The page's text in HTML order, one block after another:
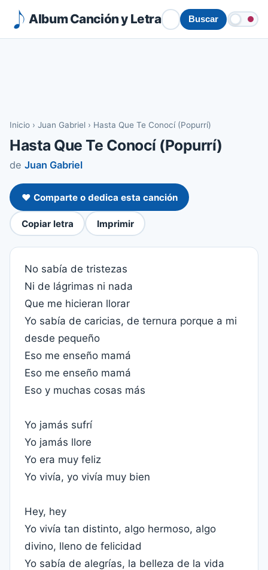
Album Canción y Letra Buscar
Inicio › Juan Gabriel › Hasta Que Te Conocí (Popurrí)
Hasta Que Te Conocí (Popurrí)
de Juan Gabriel
❤️ Comparte o dedica esta canción
Copiar letra Imprimir
No sabía de tristezas
Ni de lágrimas ni nada
Que me hicieran llorar
Yo sabía de caricias, de ternura porque a mi
desde pequeño
Eso me enseño mamá
Eso me enseño mamá
Eso y muchas cosas más
Yo jamás sufrí
Yo jamás llore
Yo era muy feliz
Yo vivía, yo vivía muy bien
Hey, hey
Yo vivía tan distinto, algo hermoso, algo
divino, lleno de felicidad
Yo sabía de alegrías, la belleza de la vida